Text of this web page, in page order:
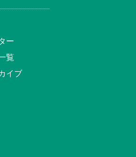
ー
覧
イブ